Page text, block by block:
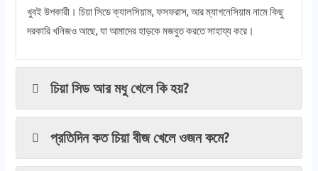
খুবই উপকারী। চিয়া সিডে ক্যালসিয়াম, ফসফরাস, আর ম্যাগনেসিয়াম নামে কিছু
দরকারি খনিজও আছে, যা আমাদের হাড়কে মজবুত করতে সাহায্য করে।
চিয়া সিড আর মধু খেলে কি হয়?
প্রতিদিন কত চিয়া বীজ খেলে ওজন কমে?